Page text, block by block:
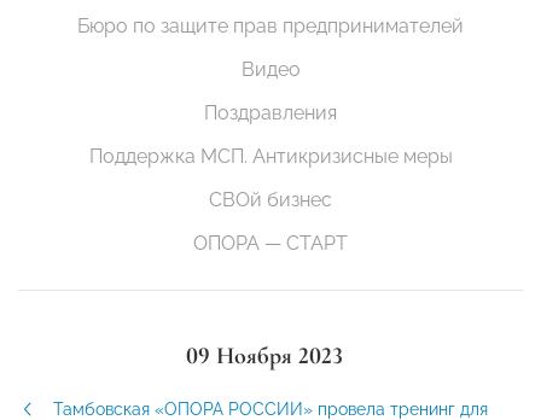
Бюро по защите прав предпринимателей
Видео
Поздравления
Поддержка МСП. Антикризисные меры
СВОй бизнес
ОПОРА — СТАРТ
09 Ноября 2023
Тамбовская «ОПОРА РОССИИ» провела тренинг для